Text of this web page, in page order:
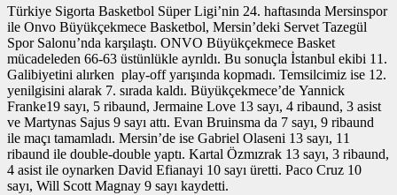
Türkiye Sigorta Basketbol Süper Ligi’nin 24. haftasında Mersinspor
ile Onvo Büyükçekmece Basketbol, Mersin’deki Servet Tazegül
Spor Salonu’nda karşılaştı. ONVO Büyükçekmece Basket
mücadeleden 66-63 üstünlükle ayrıldı. Bu sonuçla İstanbul ekibi 11.
Galibiyetini alırken play-off yarışında kopmadı. Temsilcimiz ise 12.
yenilgisini alarak 7. sırada kaldı. Büyükçekmece’de Yannick
Franke19 sayı, 5 ribaund, Jermaine Love 13 sayı, 4 ribaund, 3 asist
ve Martynas Sajus 9 sayı attı. Evan Bruinsma da 7 sayı, 9 ribaund
ile maçı tamamladı. Mersin’de ise Gabriel Olaseni 13 sayı, 11
ribaund ile double-double yaptı. Kartal Özmızrak 13 sayı, 3 ribaund,
4 asist ile oynarken David Efianayi 10 sayı üretti. Paco Cruz 10
sayı, Will Scott Magnay 9 sayı kaydetti.